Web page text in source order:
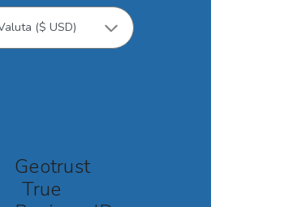
Geotrust
True